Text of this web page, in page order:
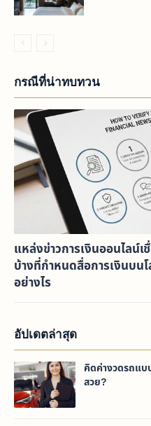
กรณีที่น่าทบทวน
แหล่งข่าวการเงินออนไลน์
บ้างที่กำหนดสื่อการเงินบน
อย่างไร
อัปเดตล่าสุด
คิดค่างวดรถแ
สวย?